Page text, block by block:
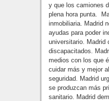
y que los camiones
plena hora punta.
inmobiliaria. Madrid
ayudas para poder
universitario. Madrid
discapacitados.
medios con los que
cuidar más y mejor
seguridad. Madrid
se produzcan más
sanitario. Madrid